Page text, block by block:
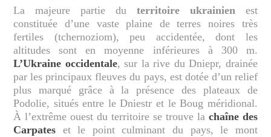
La majeure partie du territoire ukrainien est
constituée d’une vaste plaine de terres noires très
fertiles (tchernoziom), peu accidentée, dont les
altitudes sont en moyenne inférieures à 300 m.
L’Ukraine occidentale, sur la rive du Dniepr, drainée
par les principaux fleuves du pays, est dotée d’un relief
plus marqué grâce à la présence des plateaux de
Podolie, situés entre le Dniestr et le Boug méridional.
À l’extrême ouest du territoire se trouve la chaîne des
Carpates et le point culminant du pays, le mont